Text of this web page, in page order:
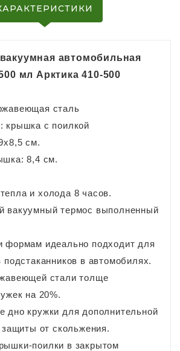
автомобильная
мл Арктика 410-500
сталь
крышка с поилкой
см.
8,4 см.
и холода 8 часов.
вакуумный термос выполненный
формам идеально подходит для
в автомобилях.
стали толще
на 20%.
дно кружки для дополнительной
защиты от скольжения.
поилки в закрытом